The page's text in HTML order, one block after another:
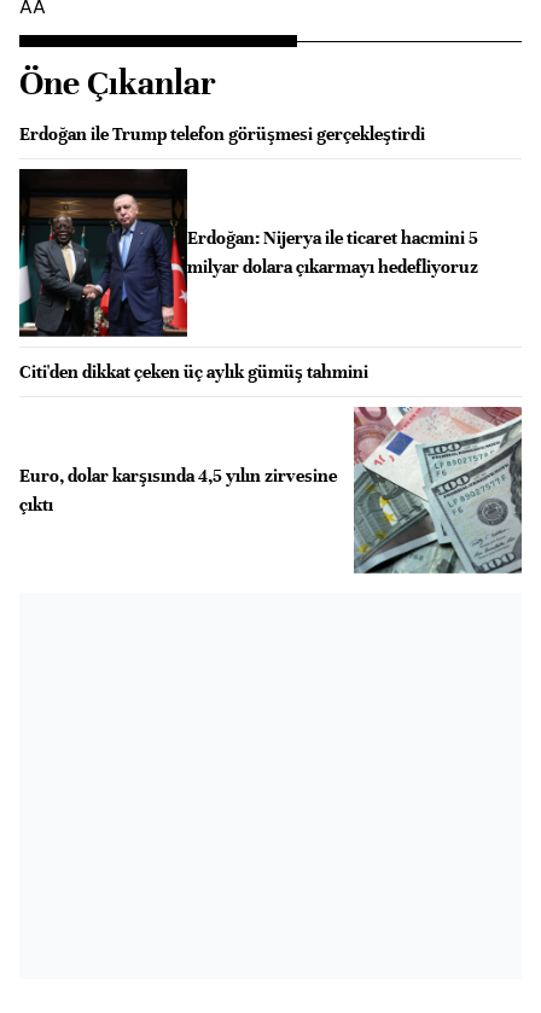
AA
Öne Çıkanlar
Erdoğan ile Trump telefon görüşmesi gerçekleştirdi
Erdoğan: Nijerya ile ticaret hacmini 5
milyar dolara çıkarmayı hedefliyoruz
Citi'den dikkat çeken üç aylık gümüş tahmini
Euro, dolar karşısında 4,5 yılın zirvesine
çıktı